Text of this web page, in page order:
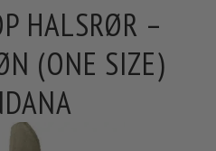
HALSRØR –
(ONE SIZE)